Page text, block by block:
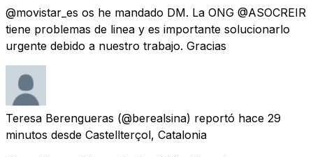
@movistar_es os he mandado DM. La ONG @ASOCREIR
tiene problemas de linea y es importante solucionarlo
urgente debido a nuestro trabajo. Gracias
Teresa Berengueras (@berealsina) reportó hace 29
minutos desde Castellterçol, Catalonia